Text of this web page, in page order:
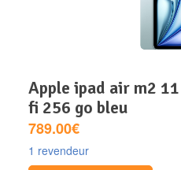
apple ipad air m2 11 pouces (2024) wi-
fi 256 go bleu
789.00€
1 revendeur